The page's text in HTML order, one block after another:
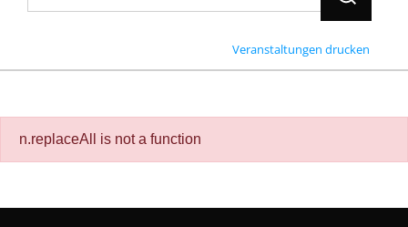
Veranstaltungen drucken
n.replaceAll is not a function